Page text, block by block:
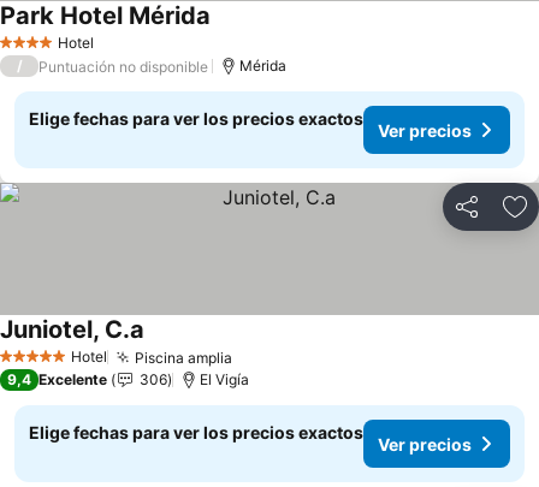
4 EstrellasHotel
Park Hotel Mérida
/ Puntuación no disponible Mérida
Elige fechas para ver los precios exactos
Ver precios
Compartir
5 Estrellas Hotel Piscina amplia
Juniotel, C.a
9,4 Excelente 306 El Vigía
Elige fechas para ver los precios exactos
Ver precios